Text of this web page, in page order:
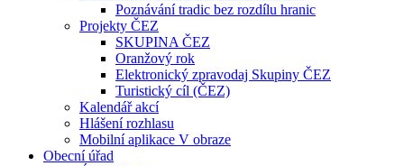
Poznávání tradic bez rozdílu hranic
Projekty ČEZ
SKUPINA ČEZ
Oranžový rok
Elektronický zpravodaj Skupiny ČEZ
Turistický cíl (ČEZ)
Kalendář akcí
Hlášení rozhlasu
Mobilní aplikace V obraze
Obecní úřad